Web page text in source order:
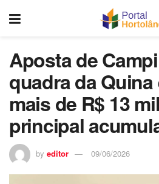
Aposta de
quadra da Quina
mais de R$ 13
principal
by editor 09/06/2026